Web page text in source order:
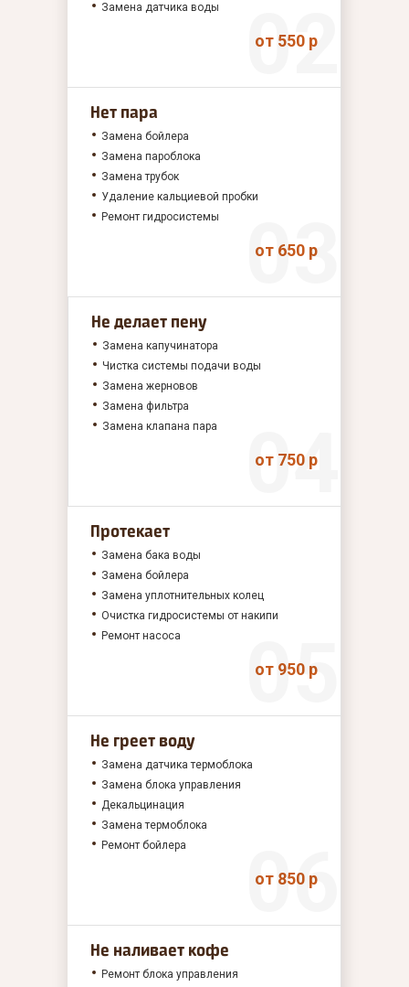
Замена датчика воды
от 550 р
Нет пара
Замена бойлера
Замена пароблока
Замена трубок
Удаление кальциевой пробки
Ремонт гидросистемы
от 650 р
Не делает пену
Замена капучинатора
Чистка системы подачи воды
Замена жерновов
Замена фильтра
Замена клапана пара
от 750 р
Протекает
Замена бака воды
Замена бойлера
Замена уплотнительных колец
Очистка гидросистемы от накипи
Ремонт насоса
от 950 р
Не греет воду
Замена датчика термоблока
Замена блока управления
Декальцинация
Замена термоблока
Ремонт бойлера
от 850 р
Не наливает кофе
Ремонт блока управления